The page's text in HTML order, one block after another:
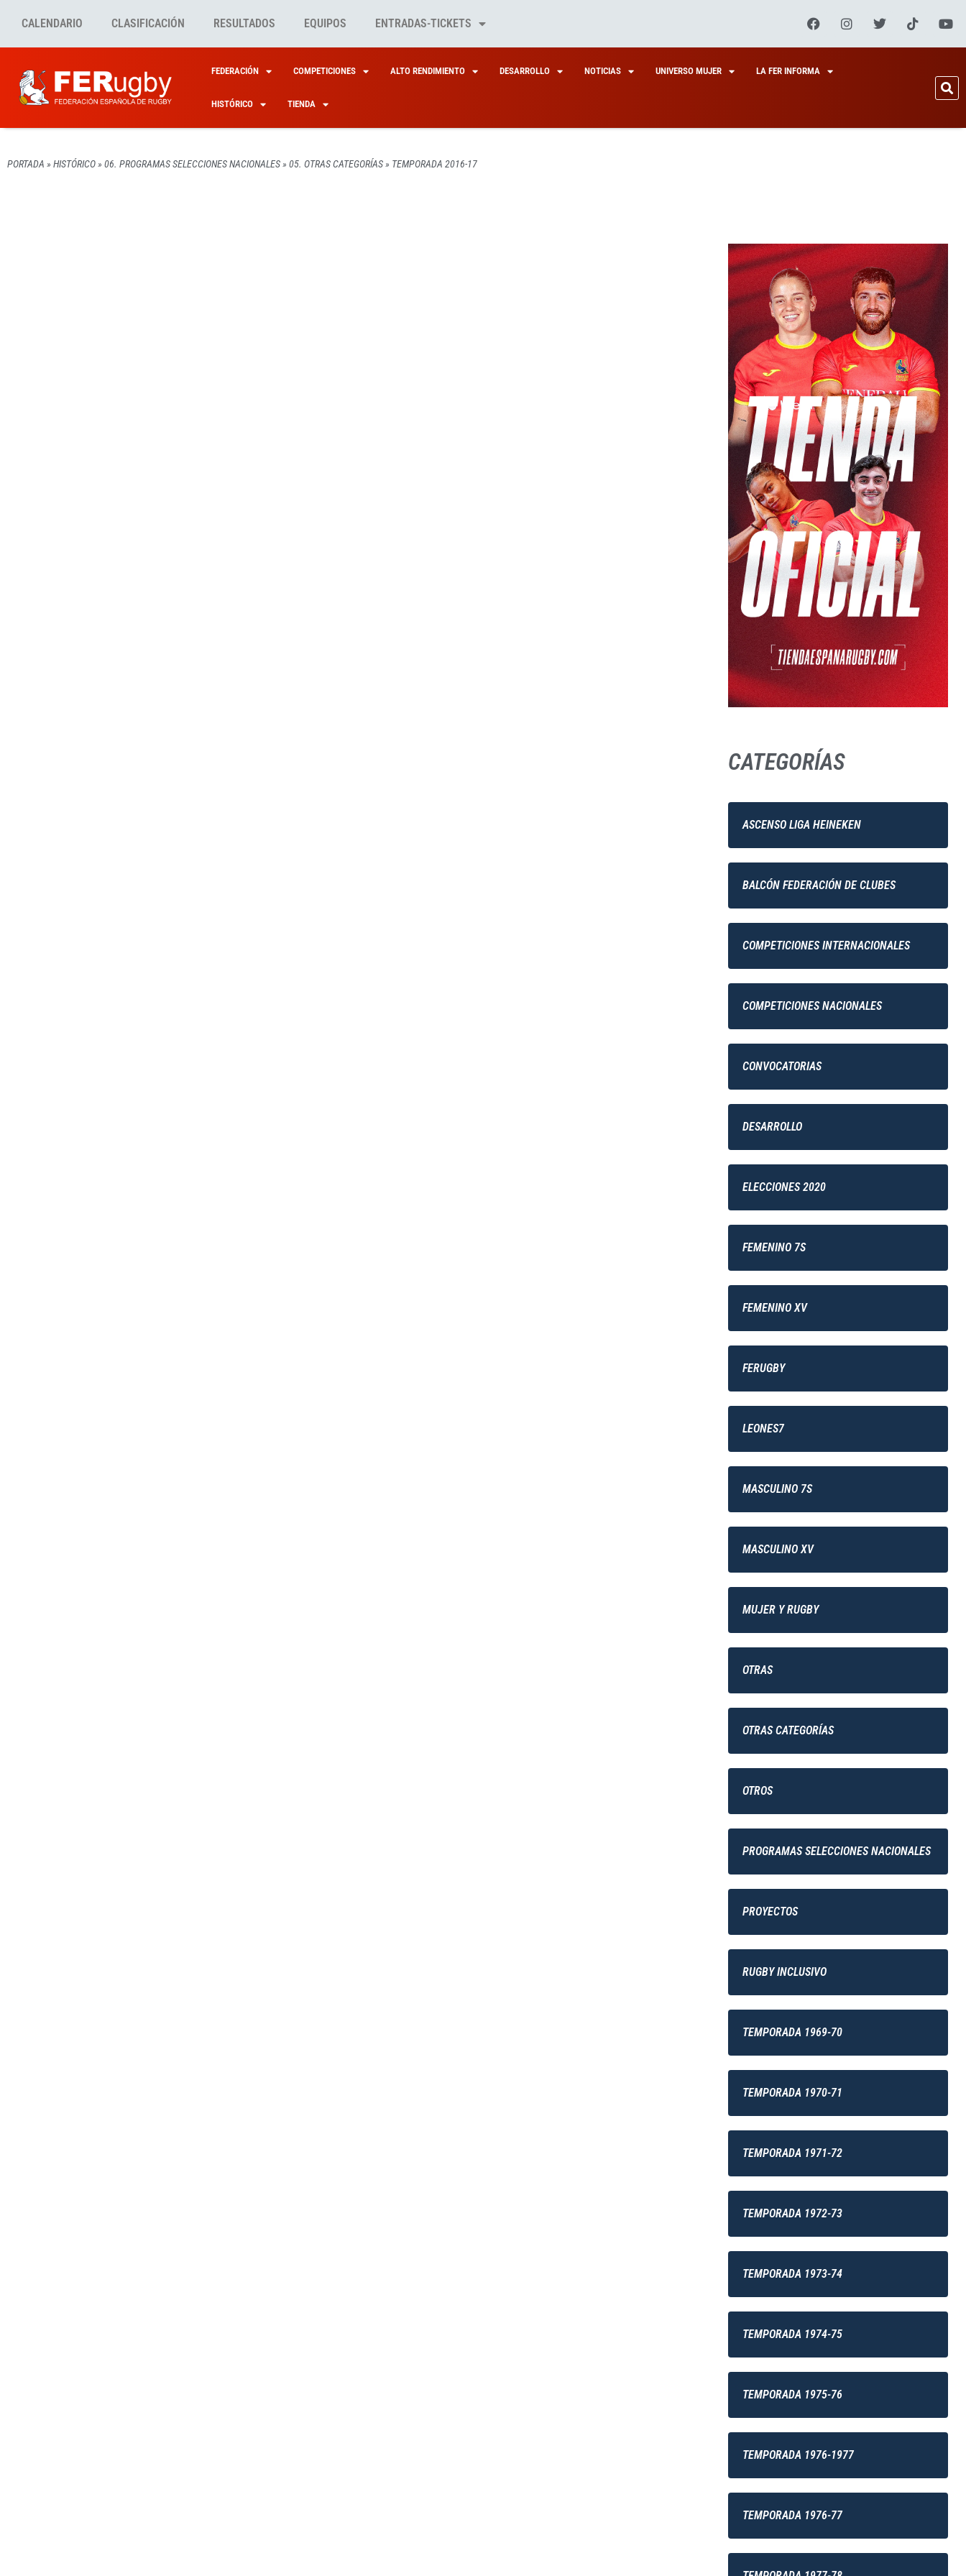
CALENDARIO CLASIFICACIÓN RESULTADOS EQUIPOS ENTRADAS-TICKETS
FEDERACIÓN COMPETICIONES ALTO RENDIMIENTO DESARROLLO NOTICIAS UNIVERSO MUJER LA FER INFORMA
HISTÓRICO TIENDA
PORTADA » HISTÓRICO» 06. PROGRAMAS SELECCIONES NACIONALES» 05. OTRAS CATEGORÍAS» TEMPORADA 2016-17
CATEGORÍAS
ASCENSO LIGA HEINEKEN
BALCÓN FEDERACIÓN DE CLUBES
COMPETICIONES INTERNACIONALES
COMPETICIONES NACIONALES
CONVOCATORIAS
DESARROLLO
ELECCIONES 2020
FEMENINO 7S
FEMENINO XV
FERUGBY
LEONES7
MASCULINO 7S
MASCULINO XV
MUJER Y RUGBY
OTRAS
OTRAS CATEGORÍAS
OTROS
PROGRAMAS SELECCIONES NACIONALES
PROYECTOS
RUGBY INCLUSIVO
TEMPORADA 1969-70
TEMPORADA 1970-71
TEMPORADA 1971-72
TEMPORADA 1972-73
TEMPORADA 1973-74
TEMPORADA 1974-75
TEMPORADA 1975-76
TEMPORADA 1976-1977
TEMPORADA 1976-77